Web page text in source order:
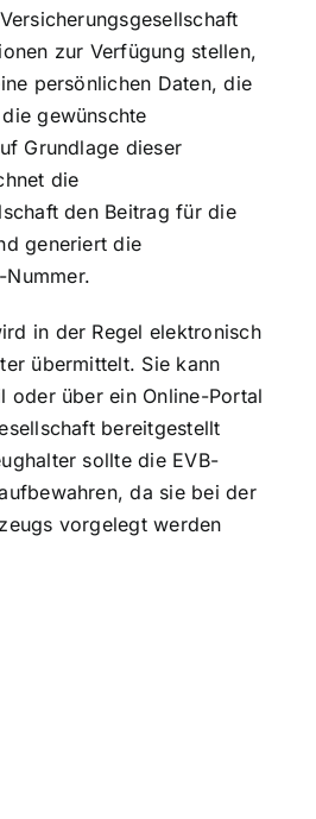
zur Verfügung stellen,
persönlichen Daten, die
gewünschte
Grundlage dieser
die
den Beitrag für die
generiert die
Nummer.
in der Regel elektronisch
übermittelt. Sie kann
oder über ein Online-Portal
bereitgestellt
sollte die EVB-
da sie bei der
vorgelegt werden